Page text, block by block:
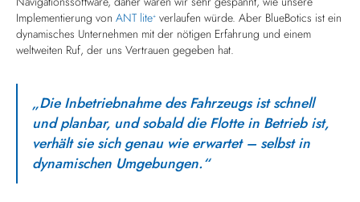
Implementierung von ANT lite+ verlaufen würde. Aber BlueBotics ist ein
dynamisches Unternehmen mit der nötigen Erfahrung und einem
weltweiten Ruf, der uns Vertrauen gegeben hat.
„Die Inbetriebnahme des Fahrzeugs ist schnell
und planbar, und sobald die Flotte in Betrieb ist,
verhält sie sich genau wie erwartet – selbst in
dynamischen Umgebungen.“